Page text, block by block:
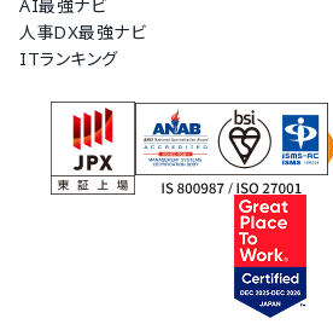
AI最強ナビ
人事DX最強ナビ
ITランキング